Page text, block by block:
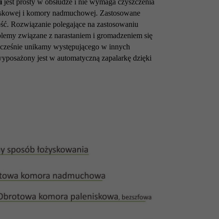
i komory nadmuchowej. Zastosowane
Rozwiązanie polegające na zastosowaniu
związane z narastaniem i gromadzeniem się
unikamy występującego w innych
jest w automatyczną zapalarkę dzięki